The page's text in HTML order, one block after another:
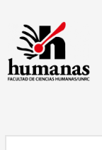
contenido